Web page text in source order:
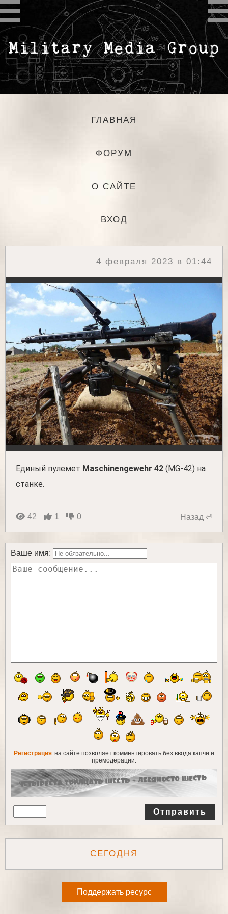
ГЛАВНАЯ
ФОРУМ
О САЙТЕ
ВХОД
4 февраля 2023 в 01:44
Единый пулемет Maschinengewehr 42 (MG-42) на
станке.
42 1 0 Назад ⏎
Ваше имя:
Регистрация на сайте позволяет комментировать без ввода капчи и
премодерации.
Отправить
СЕГОДНЯ
Поддержать ресурс